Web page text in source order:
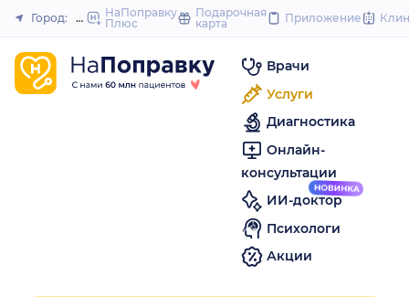
to
Закрыть
Город: ШахтыНаПоправку
Плюс
Подарочная
карта
Приложение
Врачи
Услуги
Диагностика
Онлайн-
консультации
ИИ-доктор
Психологи
Акции